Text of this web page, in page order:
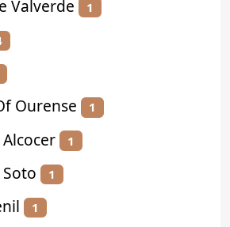
Valverde 1
Ourense 1
1
1
1